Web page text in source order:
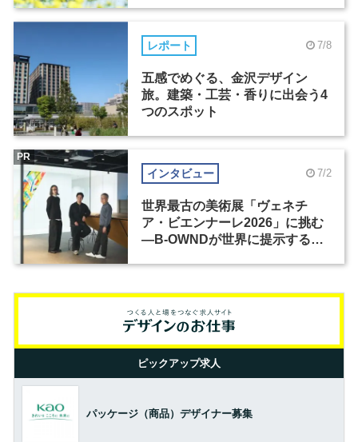
レポート 7/8
五感でめぐる、金沢デザイン
旅。建築・工芸・香りに出会う4
つのスポット
インタビュー 7/2
世界最古の美術展「ヴェネチ
ア・ビエンナーレ2026」に挑む
―B-OWNDが世界に提示する美
PR
ピックアップ求人
パッケージ（商品）デザイナー募集